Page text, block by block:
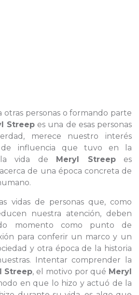
otras personas o formando parte
Streepes una de esas personas
merece nuestro interés
influencia que tuvo en la
la vida de Meryl Streepes
de una época concreta de
vidas de personas que, como
nuestra atención, deben
momento como punto de
para conferir un marco y un
y otra época de la historia
Intentar comprender la
Streep, el motivo por qué Meryl
en que lo hizo y actuó de la